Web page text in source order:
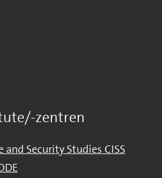
zentren
Security Studies CISS